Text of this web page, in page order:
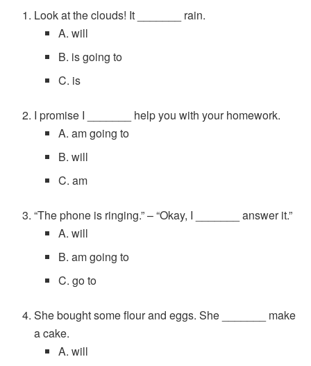
Look at the clouds! It _______ rain.
A. will
B. is going to
C. is
I promise I _______ help you with your homework.
A. am going to
B. will
C. am
“The phone is ringing.” – “Okay, I _______ answer it.”
A. will
B. am going to
C. go to
She bought some flour and eggs. She _______ make
a cake.
A. will